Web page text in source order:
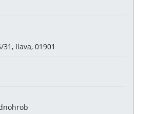
Ilava, 01901